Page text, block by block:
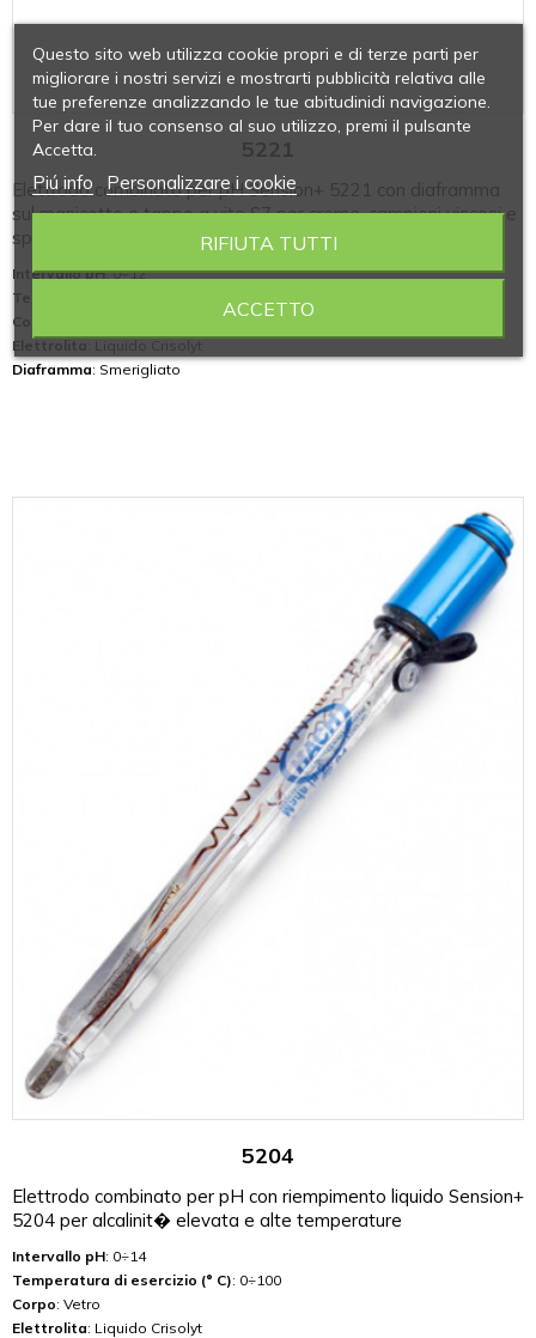
5221
Elettrodo combinato per pH Sension+ 5221 con diaframma
sul manicotto e tappo a vite S7 per creme, campioni viscosi e
sporchi.
Intervallo pH: 0÷12
Temperatura di esercizio (° C)
Corpo
Elettrolita : Liquido Crisolyt
Diaframma: Smerigliato
5204
Elettrodo combinato per pH con riempimento liquido Sension+
5204 per alcalinit� elevata e alte temperature
Intervallo pH: 0÷14
Temperatura di esercizio (° C): 0÷100
Corpo: Vetro
Elettrolita: Liquido Crisolyt
Questo sito web utilizza cookie propri e di terze parti per
migliorare i nostri servizi e mostrarti pubblicità relativa alle
tue preferenze analizzando le tue abitudinidi navigazione.
Per dare il tuo consenso al suo utilizzo, premi il pulsante
Accetta.
Piú info Personalizzare i cookie
RIFIUTA TUTTI
ACCETTO